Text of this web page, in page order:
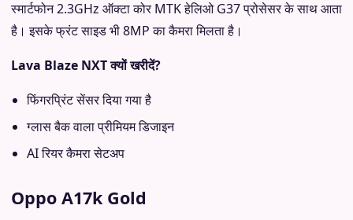
स्मार्टफोन 2.3GHz ऑक्टा कोर MTK हेलिओ G37 प्रोसेसर के साथ आता
है। इसके फ्रंट साइड भी 8MP का कैमरा मिलता है।
Lava Blaze NXT क्यों खरीदें?
फिंगरप्रिंट सेंसर दिया गया है
ग्लास बैक वाला प्रीमियम डिजाइन
AI रियर कैमरा सेटअप
Oppo A17k Gold